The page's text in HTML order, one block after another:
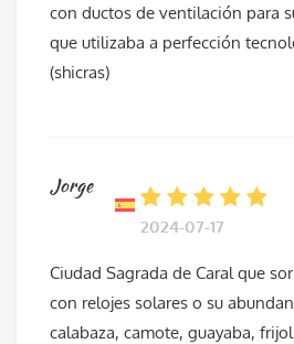
con ductos de ventilación para
que utilizaba a perfección
(shicras)
Jorge
2024-07-17
Ciudad Sagrada de Caral que
con relojes solares o su
calabaza, camote, guayaba, frijol.